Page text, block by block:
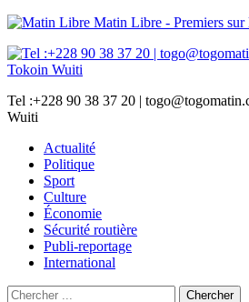
Matin Libre - Premiers
Tel :+228 90 38 37 20 |
Wuiti
Actualité
Politique
Sport
Culture
Économie
Sécurité routière
Publi-reportage
International